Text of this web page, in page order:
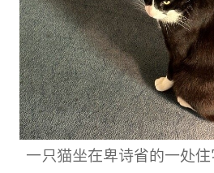
一只猫坐在卑诗省的一处